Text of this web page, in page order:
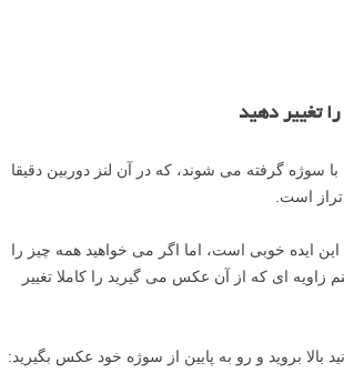
تغییر دهید
سوژه گرفته می شوند، که در آن لنز دوربین دقیقا
است.
این ایده خوبی است، اما اگر می خواهید همه چیز را
زاویه ای که از آن عکس می گیرید را کاملا تغییر
بالا بروید و رو به پایین از سوژه خود عکس بگیرید: